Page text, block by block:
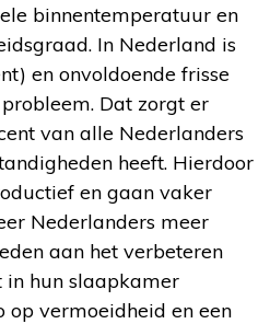
binnentemperatuur en
In Nederland is
en onvoldoende frisse
Dat zorgt er
van alle Nederlanders
heeft. Hierdoor
en gaan vaker
Nederlanders meer
aan het verbeteren
hun slaapkamer
op vermoeidheid en een